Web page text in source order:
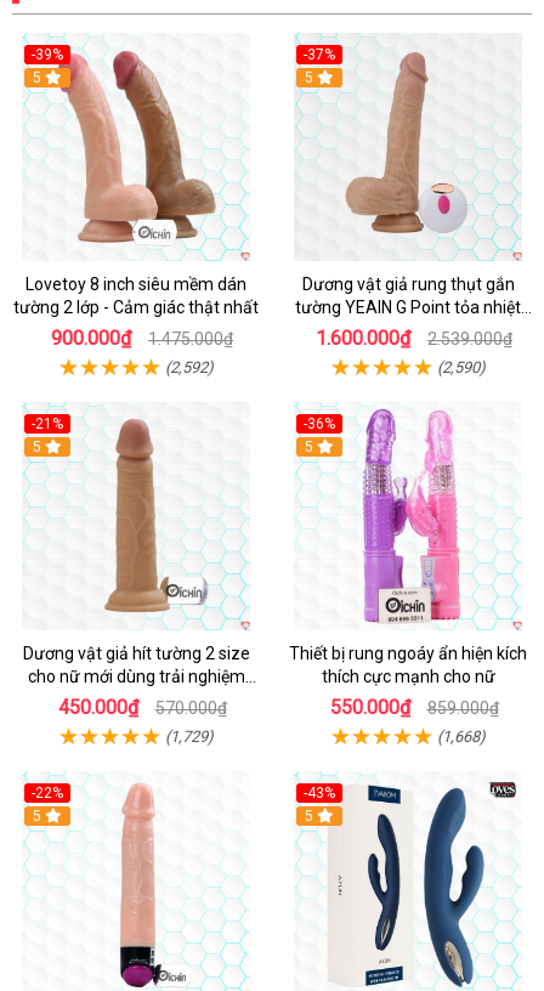
-39%
Hot
5
Lovetoy 8 inch siêu mềm dán
tường 2 lớp - Cảm giác thật nhất
900.000₫ 1.475.000₫
(2,592)
-37%
5
Dương vật giả rung thụt gắn
tường YEAIN G Point tỏa nhiệt
điều khiển từ xa
1.600.000₫ 2.539.000₫
(2,590)
-21%
Hot
5
Dương vật giả hít tường 2 size
cho nữ mới dùng trải nghiệm
thật
450.000₫ 570.000₫
(1,729)
-36%
Hot
5
Thiết bị rung ngoáy ẩn hiện kích
thích cực mạnh cho nữ
550.000₫ 859.000₫
(1,668)
-22%
Hot
5
-43%
Hot
5